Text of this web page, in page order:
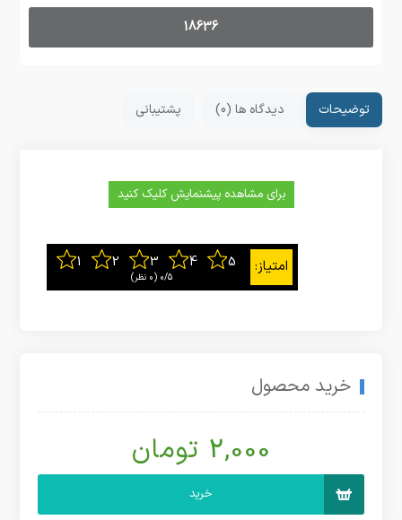
18636
توضیحات دیدگاه ها (0) پشتیبانی
برای مشاهده پیشنمایش کلیک کنید
0/5 ‫(0 نظر)
خرید محصول
2,000 تومان
خرید